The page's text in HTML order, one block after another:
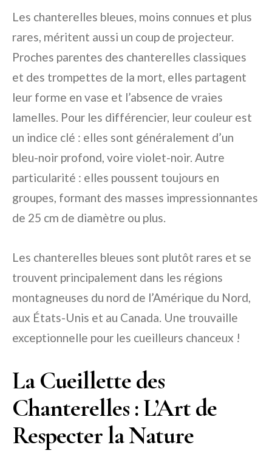
Les chanterelles bleues, moins connues et plus
rares, méritent aussi un coup de projecteur.
Proches parentes des chanterelles classiques
et des trompettes de la mort, elles partagent
leur forme en vase et l’absence de vraies
lamelles. Pour les différencier, leur couleur est
un indice clé : elles sont généralement d’un
bleu-noir profond, voire violet-noir. Autre
particularité : elles poussent toujours en
groupes, formant des masses impressionnantes
de 25 cm de diamètre ou plus.
Les chanterelles bleues sont plutôt rares et se
trouvent principalement dans les régions
montagneuses du nord de l’Amérique du Nord,
aux États-Unis et au Canada. Une trouvaille
exceptionnelle pour les cueilleurs chanceux !
La Cueillette des
Chanterelles : L’Art de
Respecter la Nature